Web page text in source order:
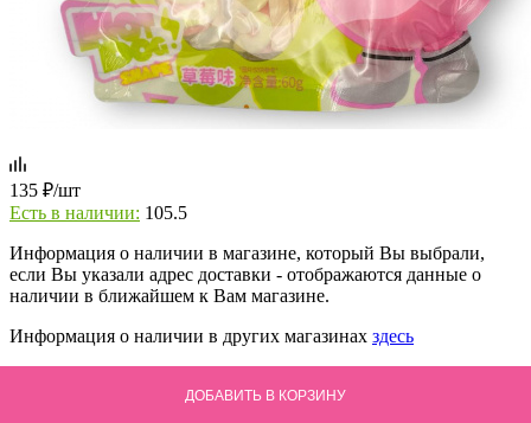
135 ₽/шт
Есть в наличии: 105.5
Информация о наличии в магазине, который Вы выбрали,
если Вы указали адрес доставки - отображаются данные о
наличии в ближайшем к Вам магазине.
Информация о наличии в других магазинах здесь
ДОБАВИТЬ В КОРЗИНУ